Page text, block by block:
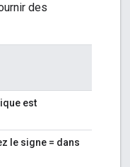
des
est
le signe = dans